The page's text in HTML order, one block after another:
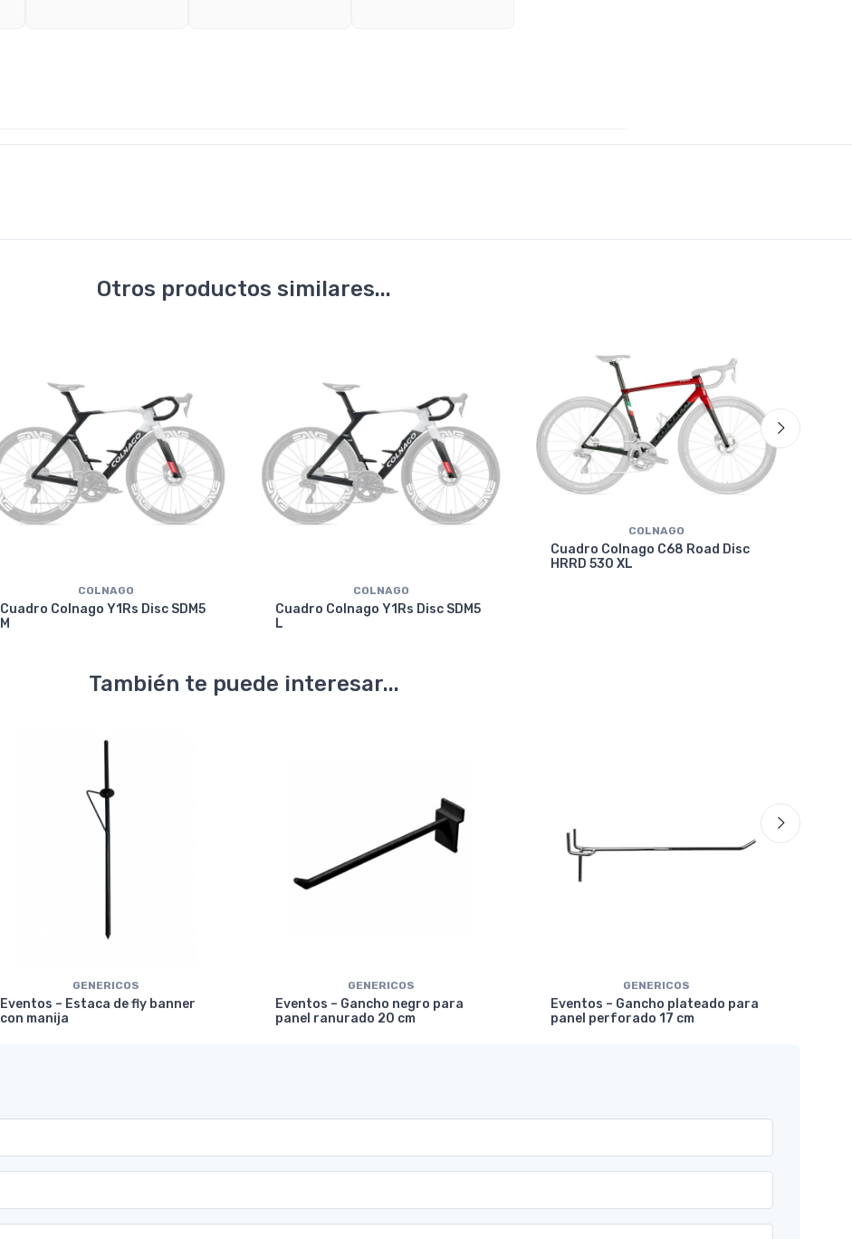
Otros productos similares...
COLNAGO
Cuadro Colnago Y1Rs Disc SDM5
M
COLNAGO
Cuadro Colnago Y1Rs Disc SDM5
L
COLNAGO
Cuadro Colnago C68 Road Disc
HRRD 530 XL
También te puede interesar...
GENERICOS
Eventos – Estaca de fly banner
con manija
GENERICOS
Eventos – Gancho negro para
panel ranurado 20 cm
GENERICOS
Eventos – Gancho plateado para
panel perforado 17 cm